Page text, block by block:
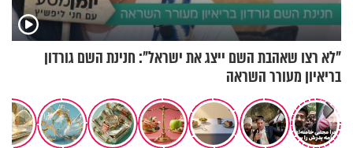
"לא רצו שאהבת השם ייצג את ישראל": חנינת השם גורדון
בריאיון מעורר השראה